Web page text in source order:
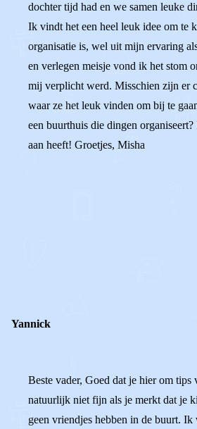
dochter tijd had en we samen leuke
Ik vindt het een heel leuk idee om te
organisatie is, wel uit mijn ervaring
en verlegen meisje vond ik het stom
mij verplicht werd. Misschien zijn er
waar ze het leuk vinden om bij te
een buurthuis die dingen
aan heeft! Groetjes, Misha
Yannick
Beste vader, Goed dat je hier om tips
natuurlijk niet fijn als je merkt dat je
geen vriendjes hebben in de buurt. Ik